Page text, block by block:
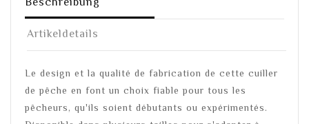
Artikeldetails
Le design et la qualité de fabrication de cette cuiller
de pêche en font un choix fiable pour tous les
pêcheurs, qu'ils soient débutants ou expérimentés.